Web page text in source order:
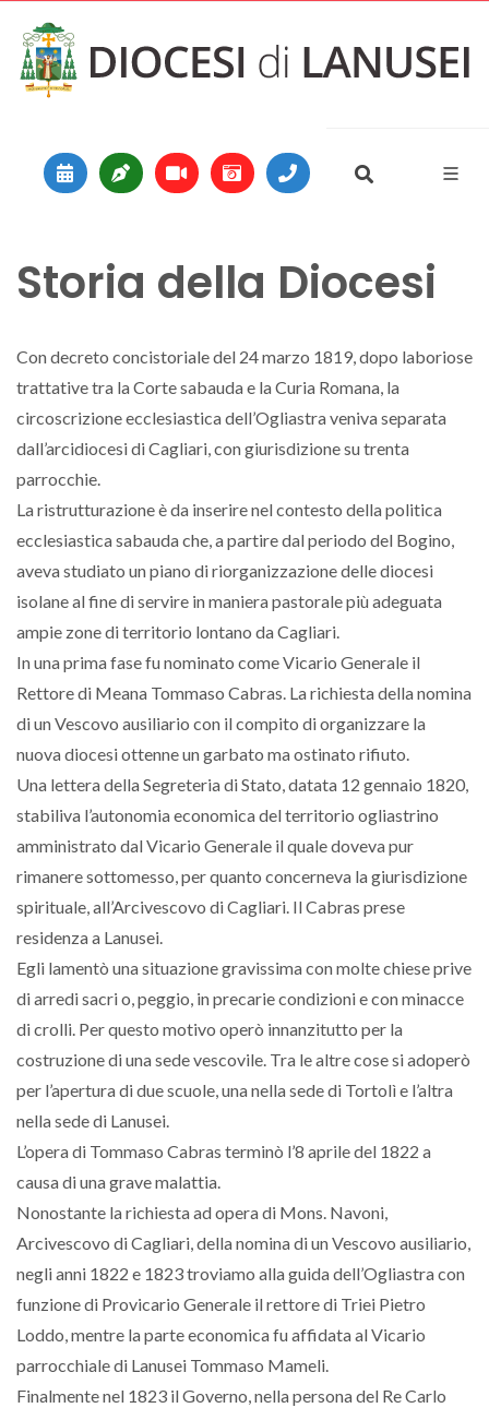
Main Navigation
Storia della Diocesi
Con decreto concistoriale del 24 marzo 1819, dopo laboriose
trattative tra la Corte sabauda e la Curia Romana, la
circoscrizione ecclesiastica dell’Ogliastra veniva separata
dall’arcidiocesi di Cagliari, con giurisdizione su trenta
parrocchie.
La ristrutturazione è da inserire nel contesto della politica
ecclesiastica sabauda che, a partire dal periodo del Bogino,
aveva studiato un piano di riorganizzazione delle diocesi
isolane al fine di servire in maniera pastorale più adeguata
ampie zone di territorio lontano da Cagliari.
In una prima fase fu nominato come Vicario Generale il
Rettore di Meana Tommaso Cabras. La richiesta della nomina
di un Vescovo ausiliario con il compito di organizzare la
nuova diocesi ottenne un garbato ma ostinato rifiuto.
Una lettera della Segreteria di Stato, datata 12 gennaio 1820,
stabiliva l’autonomia economica del territorio ogliastrino
amministrato dal Vicario Generale il quale doveva pur
rimanere sottomesso, per quanto concerneva la giurisdizione
spirituale, all’Arcivescovo di Cagliari. Il Cabras prese
residenza a Lanusei.
Egli lamentò una situazione gravissima con molte chiese prive
di arredi sacri o, peggio, in precarie condizioni e con minacce
di crolli. Per questo motivo operò innanzitutto per la
costruzione di una sede vescovile. Tra le altre cose si adoperò
per l’apertura di due scuole, una nella sede di Tortolì e l’altra
nella sede di Lanusei.
L’opera di Tommaso Cabras terminò l’8 aprile del 1822 a
causa di una grave malattia.
Nonostante la richiesta ad opera di Mons. Navoni,
Arcivescovo di Cagliari, della nomina di un Vescovo ausiliario,
negli anni 1822 e 1823 troviamo alla guida dell’Ogliastra con
funzione di Provicario Generale il rettore di Triei Pietro
Loddo, mentre la parte economica fu affidata al Vicario
parrocchiale di Lanusei Tommaso Mameli.
Finalmente nel 1823 il Governo, nella persona del Re Carlo